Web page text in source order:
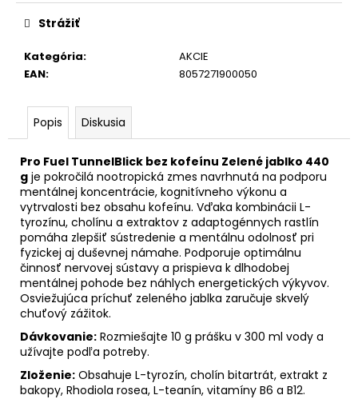
Kategória:
AKCIE
EAN: 8057271900050
Strážiť
Popis Diskusia
Pro Fuel TunnelBlick bez kofeínu Zelené jablko 440
g je pokročilá nootropická zmes navrhnutá na podporu
mentálnej koncentrácie, kognitívneho výkonu a
vytrvalosti bez obsahu kofeínu. Vďaka kombinácii L-
tyrozínu, cholínu a extraktov z adaptogénnych rastlín
pomáha zlepšiť sústredenie a mentálnu odolnosť pri
fyzickej aj duševnej námahe. Podporuje optimálnu
činnosť nervovej sústavy a prispieva k dlhodobej
mentálnej pohode bez náhlych energetických výkyvov.
Osviežujúca príchuť zeleného jablka zaručuje skvelý
chuťový zážitok.
Dávkovanie: Rozmiešajte 10 g prášku v 300 ml vody a
užívajte podľa potreby.
Zloženie: Obsahuje L-tyrozín, cholín bitartrát, extrakt z
bakopy, Rhodiola rosea, L-teanín, vitamíny B6 a B12.